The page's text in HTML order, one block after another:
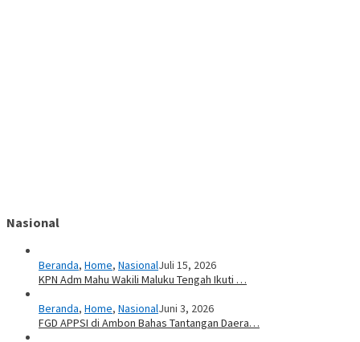
Nasional
Beranda, Home, NasionalJuli 15, 2026
KPN Adm Mahu Wakili Maluku Tengah Ikuti …
Beranda, Home, NasionalJuni 3, 2026
FGD APPSI di Ambon Bahas Tantangan Daera…